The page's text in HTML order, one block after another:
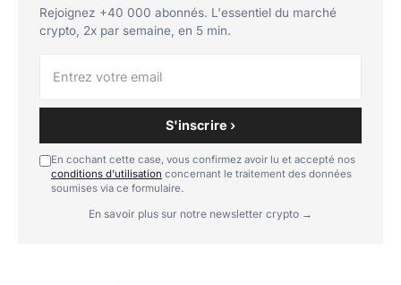
Rejoignez +40 000 abonnés. L'essentiel du marché
crypto, 2x par semaine, en 5 min.
S'inscrire ›
En cochant cette case, vous confirmez avoir lu et accepté nos
conditions d'utilisation concernant le traitement des données
soumises via ce formulaire.
En savoir plus sur notre newsletter crypto →